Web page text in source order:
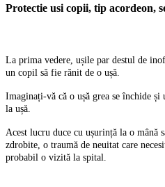
Protectie usi copii, tip acordeon,
La prima vedere, ușile par destul de
un copil să fie rănit de o ușă.
Imaginați-vă că o ușă grea se închide
la ușă.
Acest lucru duce cu ușurință la o mână
zdrobite, o traumă de neuitat care
probabil o vizită la spital.